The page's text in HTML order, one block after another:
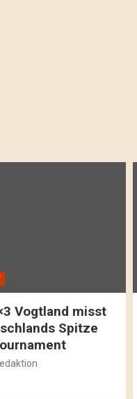
Vogtland misst
Spitze